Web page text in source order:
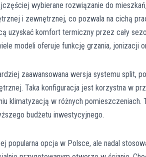
wybierane rozwiązanie do
i zewnętrznej, co pozwala na cichą
uzyskać komfort termiczny przez cały
modeli oferuje funkcję grzania, jonizacji
zaawansowana wersja systemu split,
Taka konfiguracja jest korzystna w
klimatyzacją w różnych
budżetu inwestycyjnego.
popularna opcja w Polsce, ale nadal